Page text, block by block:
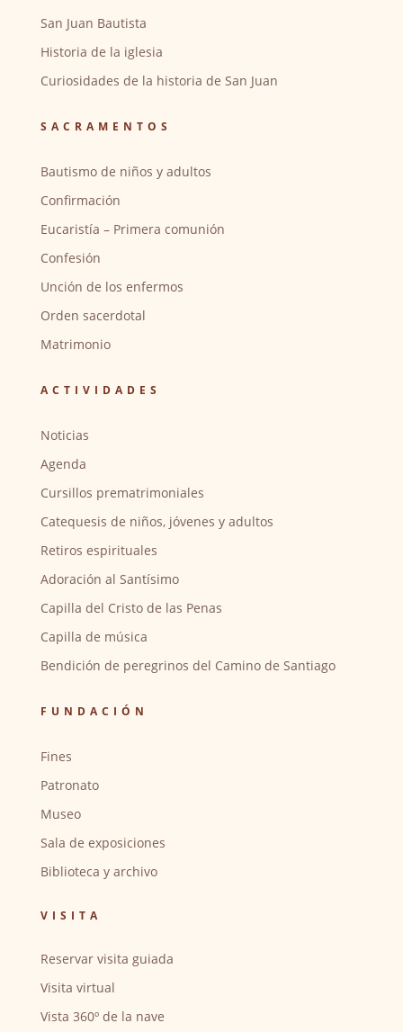
San Juan Bautista
Historia de la iglesia
Curiosidades de la historia de San Juan
SACRAMENTOS
Bautismo de niños y adultos
Confirmación
Eucaristía – Primera comunión
Confesión
Unción de los enfermos
Orden sacerdotal
Matrimonio
ACTIVIDADES
Noticias
Agenda
Cursillos prematrimoniales
Catequesis de niños, jóvenes y adultos
Retiros espirituales
Adoración al Santísimo
Capilla del Cristo de las Penas
Capilla de música
Bendición de peregrinos del Camino de Santiago
FUNDACIÓN
Fines
Patronato
Museo
Sala de exposiciones
Biblioteca y archivo
VISITA
Reservar visita guiada
Visita virtual
Vista 360º de la nave